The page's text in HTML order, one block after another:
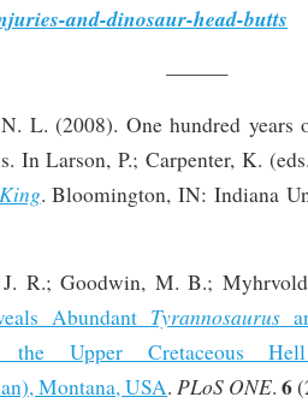
and-dinosaur-head-butts
———
L. (2008). One hundred
In Larson, P.; Carpenter, K.
. Bloomington, IN: Indiana
J. R.; Goodwin, M. B.;
Abundant Tyrannosaurus
Upper Cretaceous
Montana, USA. PLoS ONE. 6